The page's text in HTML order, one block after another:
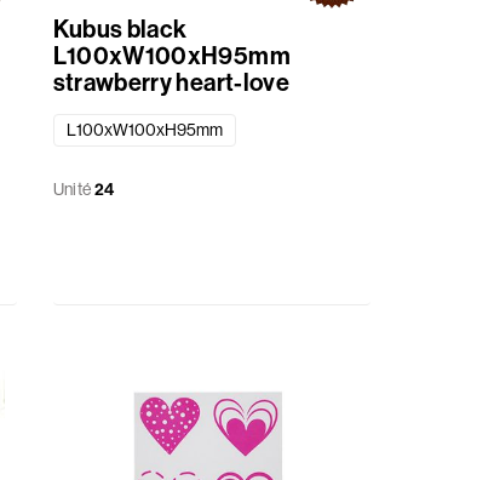
Kubus black
L100xW100xH95mm
strawberry heart-love
L100xW100xH95mm
Unité24